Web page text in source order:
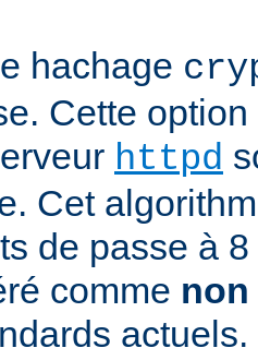
hachage
Cette
httpd
Cet
de passe à
comme